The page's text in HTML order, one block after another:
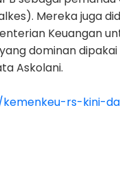
Mereka juga
Keuangan
dominan
Askolani.
rs-kini-